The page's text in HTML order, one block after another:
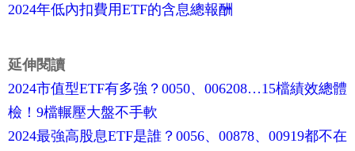
2024年低內扣費用ETF的含息總報酬
延伸閱讀
2024市值型ETF有多強？0050、006208…15檔績效總體
檢！9檔輾壓大盤不手軟
2024最強高股息ETF是誰？0056、00878、00919都不在